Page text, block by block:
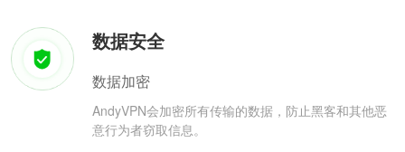
数据安全
数据加密
AndyVPN会加密所有传输的数据，防止黑客和其他恶
意行为者窃取信息。